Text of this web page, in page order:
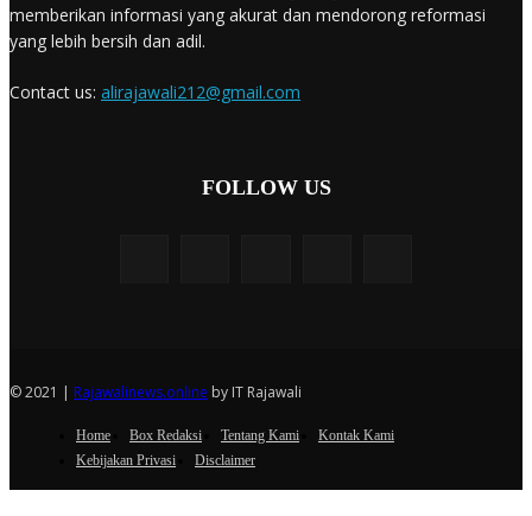
memberikan informasi yang akurat dan mendorong reformasi
yang lebih bersih dan adil.
Contact us: alirajawali212@gmail.com
FOLLOW US
© 2021 | Rajawalinews.online by IT Rajawali
Home Box Redaksi Tentang Kami
Kontak Kami
Kebijakan Privasi
Disclaimer